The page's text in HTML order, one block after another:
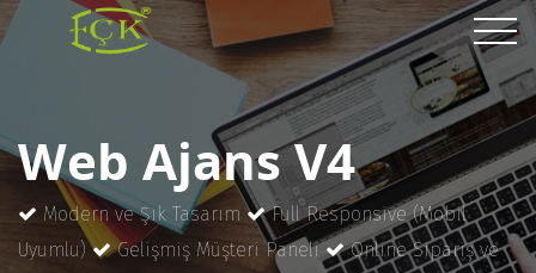
Web Ajans V4
Modern ve Şık Tasarım
Full Responsive (Mobil
Uyumlu)
Gelişmiş Müşteri Paneli
Online Sipariş ve